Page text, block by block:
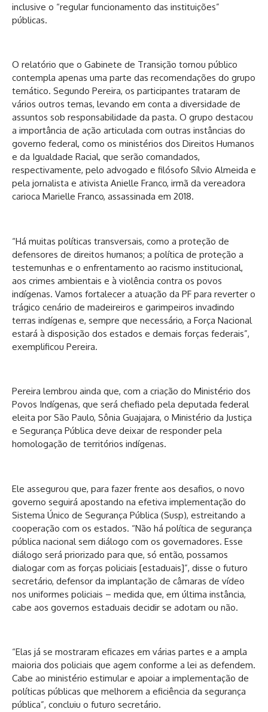
inclusive o “regular funcionamento das instituições”
públicas.
O relatório que o Gabinete de Transição tornou público
contempla apenas uma parte das recomendações do grupo
temático. Segundo Pereira, os participantes trataram de
vários outros temas, levando em conta a diversidade de
assuntos sob responsabilidade da pasta. O grupo destacou
a importância de ação articulada com outras instâncias do
governo federal, como os ministérios dos Direitos Humanos
e da Igualdade Racial, que serão comandados,
respectivamente, pelo advogado e filósofo Sílvio Almeida e
pela jornalista e ativista Anielle Franco, irmã da vereadora
carioca Marielle Franco, assassinada em 2018.
“Há muitas políticas transversais, como a proteção de
defensores de direitos humanos; a política de proteção a
testemunhas e o enfrentamento ao racismo institucional,
aos crimes ambientais e à violência contra os povos
indígenas. Vamos fortalecer a atuação da PF para reverter o
trágico cenário de madeireiros e garimpeiros invadindo
terras indígenas e, sempre que necessário, a Força Nacional
estará à disposição dos estados e demais forças federais”,
exemplificou Pereira.
Pereira lembrou ainda que, com a criação do Ministério dos
Povos Indígenas, que será chefiado pela deputada federal
eleita por São Paulo, Sônia Guajajara, o Ministério da Justiça
e Segurança Pública deve deixar de responder pela
homologação de territórios indígenas.
Ele assegurou que, para fazer frente aos desafios, o novo
governo seguirá apostando na efetiva implementação do
Sistema Único de Segurança Pública (Susp), estreitando a
cooperação com os estados. “Não há política de segurança
pública nacional sem diálogo com os governadores. Esse
diálogo será priorizado para que, só então, possamos
dialogar com as forças policiais [estaduais]”, disse o futuro
secretário, defensor da implantação de câmaras de vídeo
nos uniformes policiais – medida que, em última instância,
cabe aos governos estaduais decidir se adotam ou não.
“Elas já se mostraram eficazes em várias partes e a ampla
maioria dos policiais que agem conforme a lei as defendem.
Cabe ao ministério estimular e apoiar a implementação de
políticas públicas que melhorem a eficiência da segurança
pública”, concluiu o futuro secretário.